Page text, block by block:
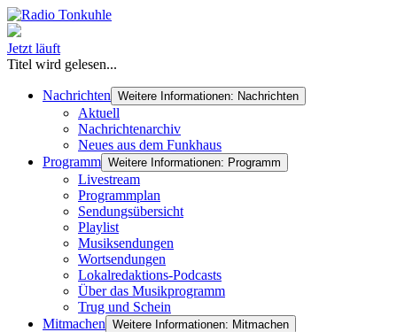
Jetzt läuft
Titel wird gelesen...
Nachrichten Weitere Informationen: Nachrichten
Aktuell
Nachrichtenarchiv
Neues aus dem Funkhaus
Programm Weitere Informationen: Programm
Livestream
Programmplan
Sendungsübersicht
Playlist
Musiksendungen
Wortsendungen
Lokalredaktions-Podcasts
Über das Musikprogramm
Trug und Schein
Mitmachen Weitere Informationen: Mitmachen